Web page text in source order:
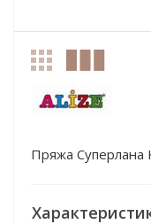
Пряжа Суперлана